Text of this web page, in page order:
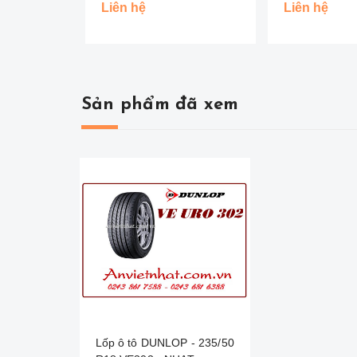
Liên hệ Liên hệ
Sản phẩm đã xem
Lốp ô tô DUNLOP - 235/50